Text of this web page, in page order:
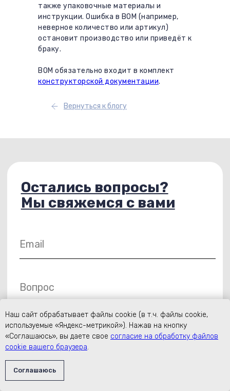
также упаковочные материалы и
инструкции. Ошибка в BOM (например,
неверное количество или артикул)
остановит производство или приведёт к
браку.
BOM обязательно входит в комплект
конструкторской документации.
Вернуться к блогу
Наш сайт обрабатывает файлы cookie (в т.ч. файлы cookie,
используемые «Яндекс-метрикой»). Нажав на кнопку
«Соглашаюсь», вы даете свое согласие на обработку файлов
cookie вашего браузера.
Соглашаюсь